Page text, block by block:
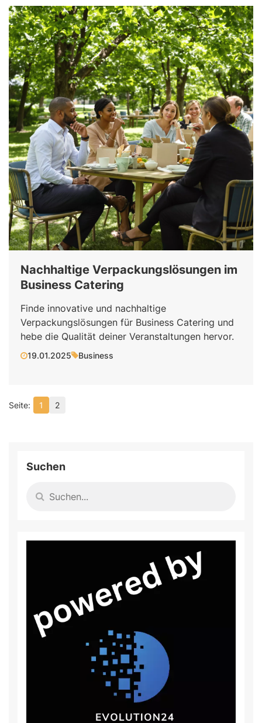
Nachhaltige Verpackungslösungen im
Business Catering
Finde innovative und nachhaltige
Verpackungslösungen für Business Catering und
hebe die Qualität deiner Veranstaltungen hervor.
19.01.2025 Business
1 2
Suchen